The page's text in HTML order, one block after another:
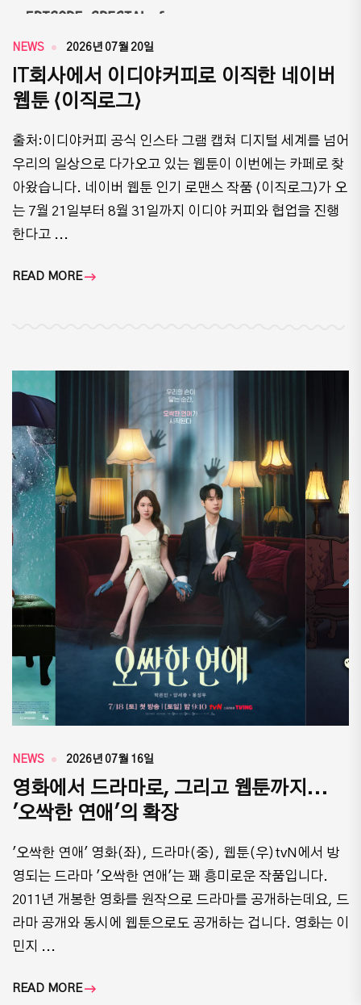
NEWS 2026년 07월 20일
IT회사에서 이디야커피로 이직한 네이버
웹툰 ⟨이직로그⟩
출처:이디야커피 공식 인스타 그램 캡쳐 디지털 세계를 넘어
우리의 일상으로 다가오고 있는 웹툰이 이번에는 카페로 찾
아왔습니다. 네이버 웹툰 인기 로맨스 작품 ⟨이직로그⟩가 오
는 7월 21일부터 8월 31일까지 이디야 커피와 협업을 진행
한다고 ...
READ MORE
NEWS 2026년 07월 16일
영화에서 드라마로, 그리고 웹툰까지...
'오싹한 연애'의 확장
'오싹한 연애' 영화(좌), 드라마(중), 웹툰(우)tvN에서 방
영되는 드라마 '오싹한 연애'는 꽤 흥미로운 작품입니다.
2011년 개봉한 영화를 원작으로 드라마를 공개하는데요, 드
라마 공개와 동시에 웹툰으로도 공개하는 겁니다. 영화는 이
민지 ...
READ MORE